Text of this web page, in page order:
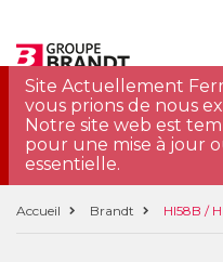
Site Actuellement
vous prions de nous
Notre site web est
pour une mise à jour
essentielle.
Accueil Brandt HI58B /